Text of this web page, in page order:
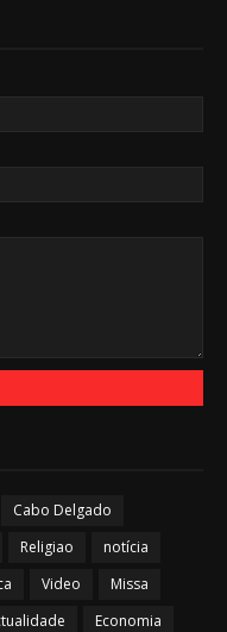
Cabo Delgado
Religiao
notícia
Video
Missa
Economia